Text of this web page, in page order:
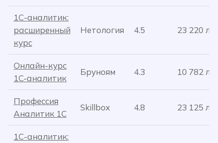
1С-аналитик:
расширенный
курс
Нетология 4.5 23 220
Онлайн-курс
1С‑аналитик
Бруноям 4.3 10 782
Профессия
Аналитик 1С
Skillbox 4.8 23 125
1С-аналитик: